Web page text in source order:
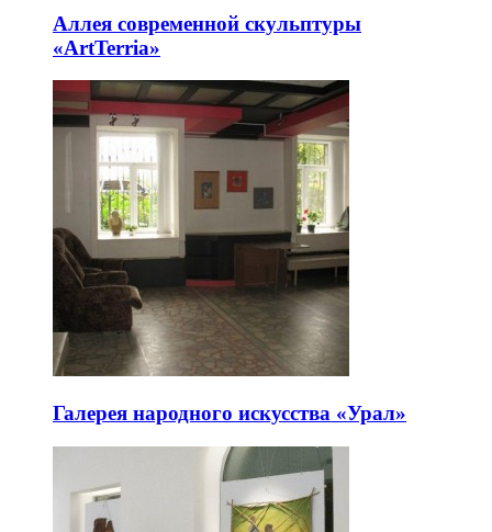
Аллея современной скульптуры
«ArtTerria»
Галерея народного искусства «Урал»